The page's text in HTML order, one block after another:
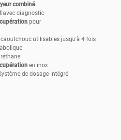
combiné
avec diagnostic
pour
utilisables jusqu'à 4 fois
en inox
de dosage intégré